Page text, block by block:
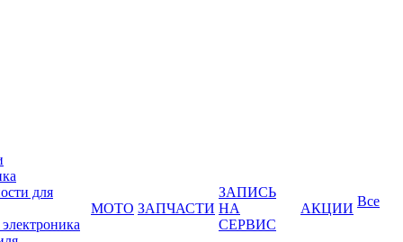
для
МОТО ЗАПЧАСТИ
ЗАПИСЬ
НА
СЕРВИС
АКЦИИ Все